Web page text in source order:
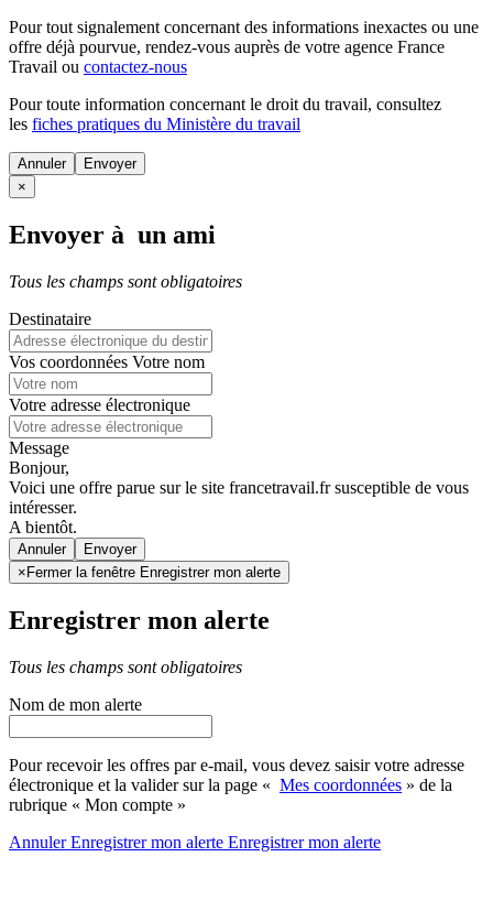
Pour tout signalement concernant des informations inexactes ou une
offre déjà pourvue, rendez-vous auprès de votre agence France
Travail ou contactez-nous
Pour toute information concernant le droit du travail, consultez
les fiches pratiques du Ministère du travail
Annuler
×
Envoyer à un ami
Tous les champs sont obligatoires
Destinataire
Vos coordonnées Votre nom
Votre adresse électronique
Message
Bonjour,
Voici une offre parue sur le site francetravail.fr susceptible de vous
intéresser.
A bientôt.
Annuler
× Fermer la fenêtre Enregistrer mon alerte
Enregistrer mon alerte
Tous les champs sont obligatoires
Nom de mon alerte
Pour recevoir les offres par e-mail, vous devez saisir votre adresse
électronique et la valider sur la page « Mes coordonnées » de la
rubrique « Mon compte »
AnnulerEnregistrer mon alerte Enregistrermon alerte